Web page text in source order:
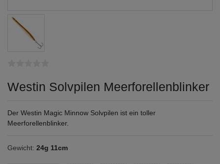
Westin Solvpilen Meerforellenblinker
Der Westin Magic Minnow Solvpilen ist ein toller
Meerforellenblinker.
Gewicht: 24g 11cm